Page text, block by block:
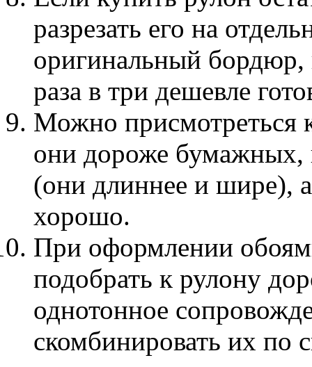
разрезать его на
оригинальный бордюр,
раза в три дешевле
Можно присмотреться
они дороже бумажных,
(они длиннее и шире),
хорошо.
При оформлении
подобрать к рулону
однотонное
скомбинировать их по